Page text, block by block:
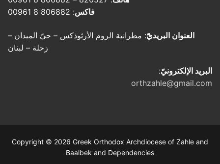
فاكس: 806882 8 00961
العنوان البريديّ: مطرانية الروم الأرثوذكس – حيّ الميدان –
زحلة – لبنان
البريد الإلكترونيّ:
orthzahle@gmail.com
Copyright © 2026 Greek Orthodox Archdiocese of Zahle and
Baalbek and Dependencies